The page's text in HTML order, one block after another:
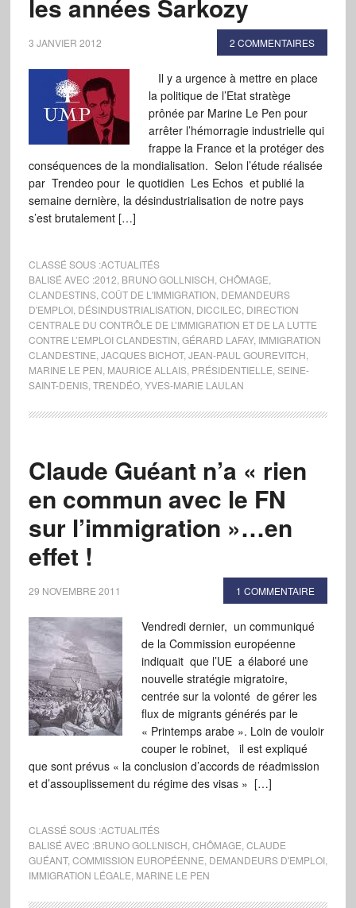
les années Sarkozy
3 JANVIER 2012 2 COMMENTAIRES
Il y a urgence à mettre en place
la politique de l’Etat stratège
prônée par Marine Le Pen pour
arrêter l’hémorragie industrielle qui
frappe la France et la protéger des
conséquences de la mondialisation. Selon l’étude réalisée
par Trendeo pour le quotidien Les Echos et publié la
semaine dernière, la désindustrialisation de notre pays
s’est brutalement […]
CLASSÉ SOUS :ACTUALITÉS
BALISÉ AVEC :2012 BRUNO GOLLNISCH CHÔMAGE
CLANDESTINS, COÛT DE L'IMMIGRATION DEMANDEURS
D'EMPLOI, DÉSINDUSTRIALISATION DICCILEC DIRECTION
CENTRALE DU CONTRÔLE DE L’IMMIGRATION ET DE LA LUTTE
CONTRE L’EMPLOI CLANDESTIN GÉRARD LAFAY, IMMIGRATION
CLANDESTINE JACQUES BICHOT, JEAN-PAUL GOUREVITCH
MARINE LE PEN MAURICE ALLAIS, PRÉSIDENTIELLE SEINE-
SAINT-DENIS, TRENDÉO, YVES-MARIE LAULAN
Claude Guéant n’a « rien
en commun avec le FN
sur l’immigration »…en
effet !
29 NOVEMBRE 2011 1 COMMENTAIRE
Vendredi dernier, un communiqué
de la Commission européenne
indiquait que l’UE a élaboré une
nouvelle stratégie migratoire,
centrée sur la volonté de gérer les
flux de migrants générés par le
« Printemps arabe ». Loin de vouloir
couper le robinet, il est expliqué
que sont prévus « la conclusion d’accords de réadmission
et d’assouplissement du régime des visas » […]
CLASSÉ SOUS :ACTUALITÉS
BALISÉ AVEC :BRUNO GOLLNISCH CHÔMAGE CLAUDE
GUÉANT, COMMISSION EUROPÉENNE DEMANDEURS D'EMPLOI,
IMMIGRATION LÉGALE MARINE LE PEN